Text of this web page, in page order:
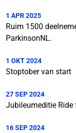
1 APR 2025
Ruim 1500
ParkinsonNL.
1 OKT 2024
Stoptober van start
27 SEP 2024
Jubileumeditie Ride
16 SEP 2024